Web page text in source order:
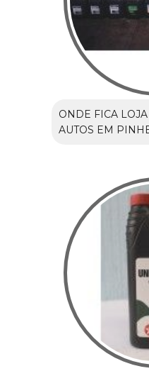
ONDE FICA
AUTOS EM